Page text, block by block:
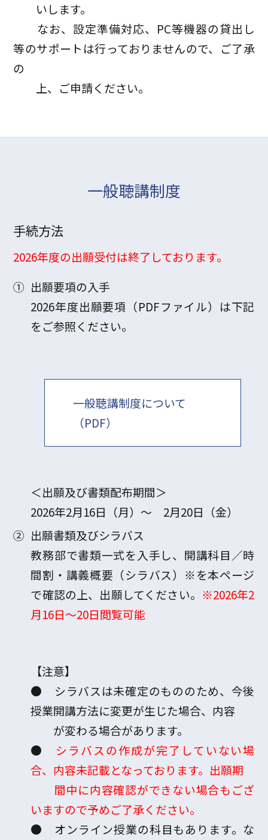
いします。
なお、設定準備対応、PC等機器の貸出し
等のサポートは行っておりませんので、ご了承
の
上、ご申請ください。
一般聴講制度
手続方法
2026年度の出願受付は終了しております。
① 出願要項の入手
2026年度出願要項（PDFファイル）は下記
をご参照ください。
一般聴講制度について
（PDF）
＜出願及び書類配布期間＞
2026年2月16日（月）～ 2月20日（金）
② 出願書類及びシラバス
教務部で書類一式を入手し、開講科目／時
間割・講義概要（シラバス）※を本ページ
で確認の上、出願してください。 ※2026年2
月16日～20日閲覧可能
【注意】
● シラバスは未確定のもののため、今後
授業開講方法に変更が生じた場合、内容
が変わる場合があります。
● シラバスの作成が完了していない場
合、内容未記載となっております。出願期
間中に内容確認ができない場合もござ
いますので予めご了承ください。
● オンライン授業の科目もあります。な